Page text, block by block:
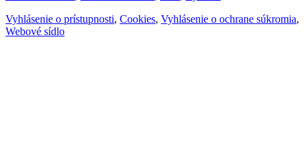
Vyhlásenie o prístupnosti, Cookies, Vyhlásenie o ochrane súkromia,
Webové sídlo